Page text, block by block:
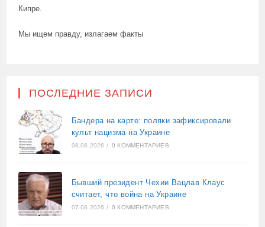
Кипре.
Мы ищем правду, излагаем факты
ПОСЛЕДНИЕ ЗАПИСИ
Бандера на карте: поляки зафиксировали
культ нацизма на Украине
08.08.2026 / 0 КОММЕНТАРИЕВ
Бывший президент Чехии Вацлав Клаус
считает, что война на Украине
07.08.2026 / 0 КОММЕНТАРИЕВ